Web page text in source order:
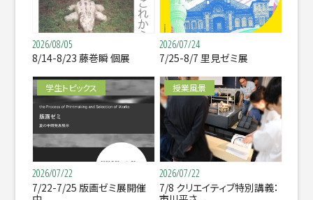
2026/08/05
8/14-8/23 藤巻瞬 個展
2026/07/24
7/25-8/7 里見ゼミ展
学生トピックス
2026/07/22
7/22-7/25 版画ゼミ展開催
授業風景
2026/07/22
7/8 クリエイティブ特別講義：